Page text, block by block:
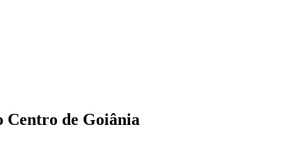
Centro de Goiânia